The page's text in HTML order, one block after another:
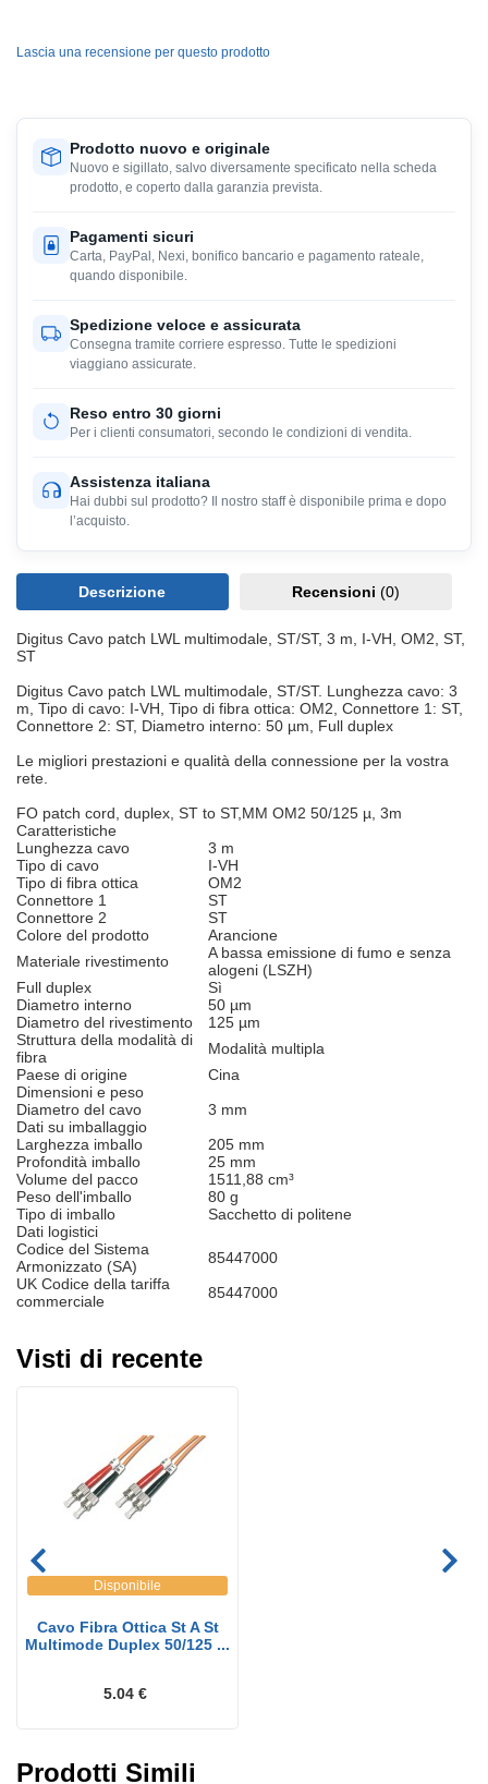
Lascia una recensione per questo prodotto
Prodotto nuovo e originale
Nuovo e sigillato, salvo diversamente specificato nella scheda
prodotto, e coperto dalla garanzia prevista.
Pagamenti sicuri
Carta, PayPal, Nexi, bonifico bancario e pagamento rateale,
quando disponibile.
Spedizione veloce e assicurata
Consegna tramite corriere espresso. Tutte le spedizioni
viaggiano assicurate.
Reso entro 30 giorni
Per i clienti consumatori, secondo le condizioni di vendita.
Assistenza italiana
Hai dubbi sul prodotto? Il nostro staff è disponibile prima e dopo
l’acquisto.
Descrizione Recensioni (0)
Digitus Cavo patch LWL multimodale, ST/ST, 3 m, I-VH, OM2, ST,
ST
Digitus Cavo patch LWL multimodale, ST/ST. Lunghezza cavo: 3
m, Tipo di cavo: I-VH, Tipo di fibra ottica: OM2, Connettore 1: ST,
Connettore 2: ST, Diametro interno: 50 µm, Full duplex
Le migliori prestazioni e qualità della connessione per la vostra
rete.
FO patch cord, duplex, ST to ST,MM OM2 50/125 µ, 3m
Caratteristiche
Lunghezza cavo
3 m
Tipo di cavo
I-VH
Tipo di fibra ottica
OM2
Connettore 1
ST
Connettore 2
ST
Colore del prodotto
Arancione
Materiale rivestimento
A bassa emissione di fumo e senza
alogeni (LSZH)
Full duplex
Sì
Diametro interno
50 µm
Diametro del rivestimento
125 µm
Struttura della modalità di
fibra
Modalità multipla
Paese di origine
Cina
Dimensioni e peso
Diametro del cavo
3 mm
Dati su imballaggio
Larghezza imballo
205 mm
Profondità imballo
25 mm
Volume del pacco
1511,88 cm³
Peso dell'imballo
80 g
Tipo di imballo
Sacchetto di politene
Dati logistici
Codice del Sistema
Armonizzato (SA)
85447000
UK Codice della tariffa
commerciale
85447000
Visti di recente
Disponibile
Cavo Fibra Ottica St A St
Multimode Duplex 50/125 ...
5.04 €
Prodotti Simili